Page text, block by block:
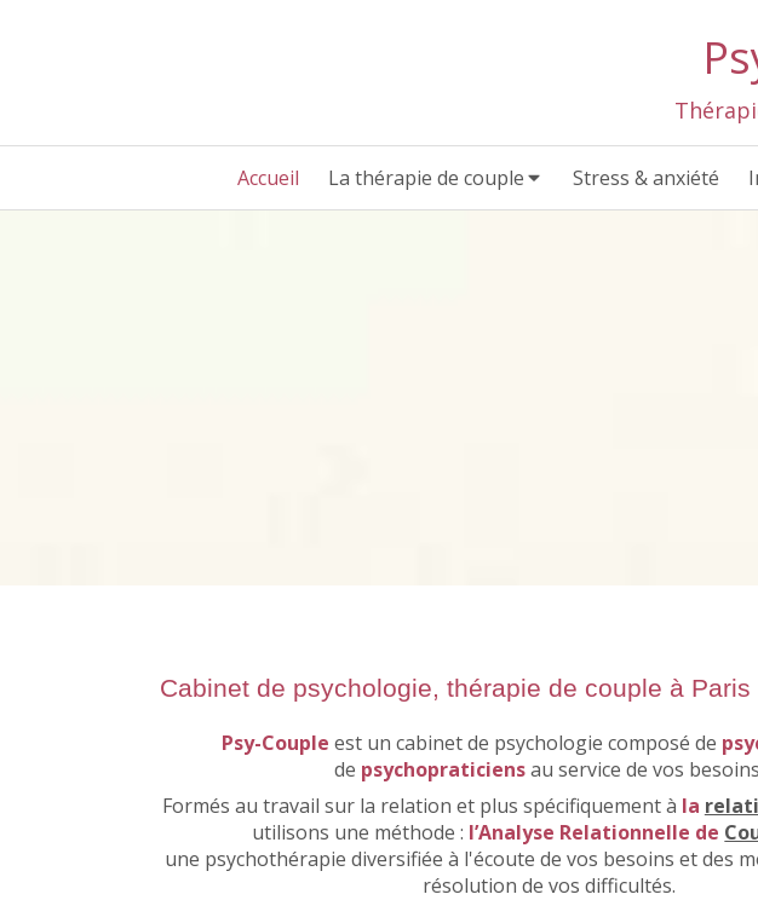
Accueil La thérapie de couple Stress & anxiété
Cabinet de psychologie, thérapie de couple à Paris
Psy-Couple est un cabinet de psychologie composé de
de psychopraticiensau service de vos
Formés au travail sur la relation et plus spécifiquement à la
utilisons une méthode : l’Analyse Relationnelle de
une psychothérapie diversifiée à l'écoute de vos besoins et des
résolution de vos difficultés.